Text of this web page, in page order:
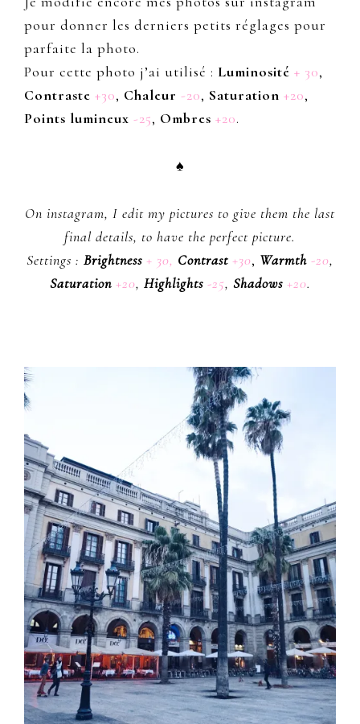
pour donner les derniers petits réglages pour
parfaite la photo.
Pour cette photo j’ai utilisé : Luminosité + 30,
Contraste +30, Chaleur -20, Saturation +20,
Points lumineux -25, Ombres +20.
♠
On instagram, I edit my pictures to give them the last
final details, to have the perfect picture.
Settings : Brightness + 30, Contrast +30, Warmth -20,
Saturation +20, Highlights -25, Shadows +20.